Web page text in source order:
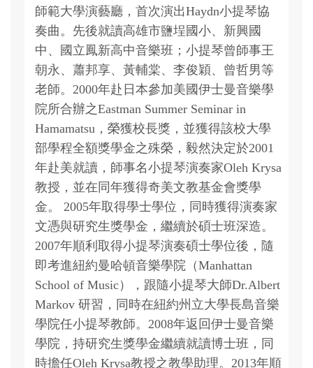
師範大學演藝廳，首次演出Haydn小提琴協
奏曲。先後就讀高雄市鹽埕國小、新興國
中、國立鳳新高中音樂班；小提琴曾師事王
朝永、蕭邦享、黃輔棠、李俊穎、曾哲男等
老師。2000年赴日本參加美國伊士曼音樂學
院所合辦之Eastman Summer Seminar in
Hamamatsu，榮獲校長獎，並獲得該校大學
部學程全額獎學金之殊榮，毅然決定於2001
年赴美就讀，師事名小提琴演奏家Oleh Krysa
教授，並在同年獲得奇美文教基金會獎學
金。 2005年取得學士學位，同時獲得演奏家
文憑與研究生獎學金，繼續於碩士班深造。
2007年順利取得小提琴演奏碩士學位後，隨
即考進紐約曼哈頓音樂學院（Manhattan
School of Music），跟隨小提琴大師Dr.Albert
Markov 研習，同時在紐約州立大學長島音樂
學院任小提琴教師。2008年返回伊士曼音樂
學院，持研究生獎學金繼續就讀博士班，同
時擔任Oleh Krysa教授之教學助理。2013年順